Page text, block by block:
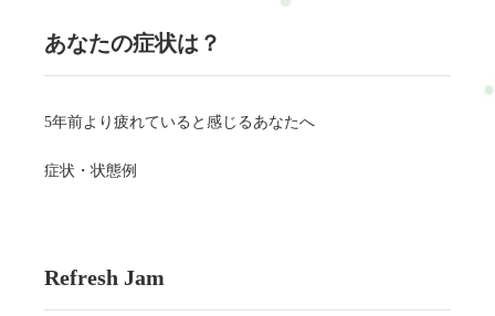
あなたの症状は？
5年前より疲れていると感じるあなたへ
症状・状態例
Refresh Jam